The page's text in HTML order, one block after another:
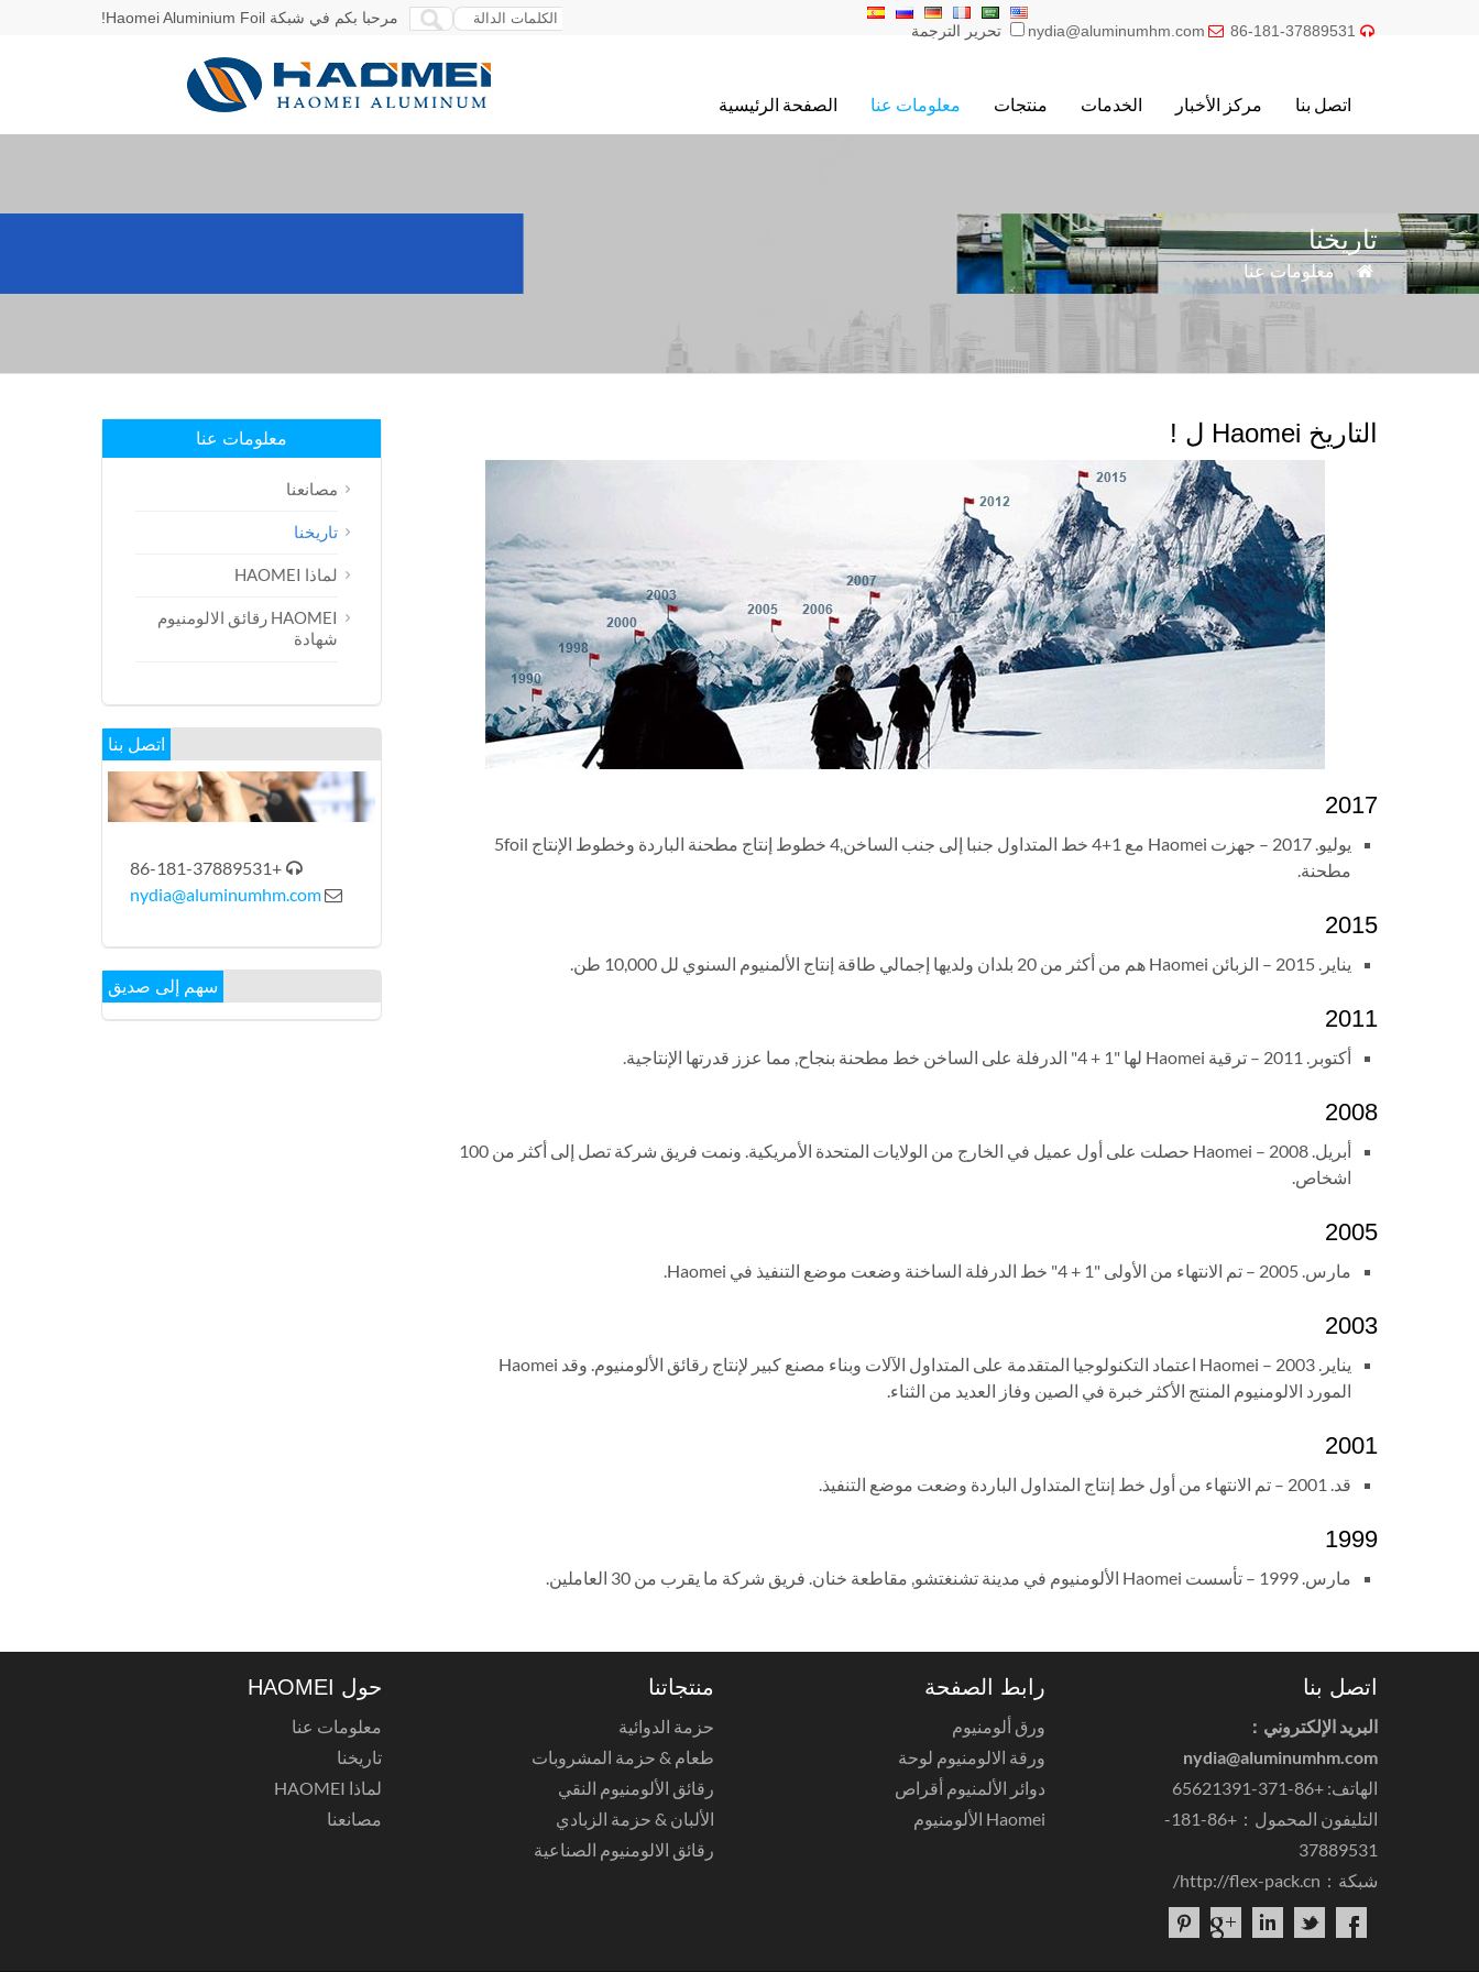
مرحبا بكم في شبكة Haomei Aluminium Foil!

86-181-37889531

nydia@aluminumhm.com تحرير الترجمة
الصفحة الرئيسية معلومات عنا منتجات الخدمات مركز الأخبار اتصل بنا
تاريخنا

»معلومات عنا " تاريخنا
التاريخ Haomei ل !
2017
يوليو. 2017 – جهزت Haomei مع 1+4 خط المتداول جنبا إلى جنب الساخن,4 خطوط إنتاج مطحنة الباردة وخطوط الإنتاج 5foil
مطحنة.
2015
يناير. 2015 – الزبائن Haomei هم من أكثر من 20 بلدان ولديها إجمالي طاقة إنتاج الألمنيوم السنوي لل 10,000 طن.
2011
أكتوبر. 2011 – ترقية Haomei لها "1 + 4" الدرفلة على الساخن خط مطحنة بنجاح, مما عزز قدرتها الإنتاجية.
2008
أبريل. 2008 – Haomei حصلت على أول عميل في الخارج من الولايات المتحدة الأمريكية. ونمت فريق شركة تصل إلى أكثر من 100
اشخاص.
2005
مارس. 2005 – تم الانتهاء من الأولى "1 + 4" خط الدرفلة الساخنة وضعت موضع التنفيذ في Haomei.
2003
يناير. 2003 – Haomei اعتماد التكنولوجيا المتقدمة على المتداول الآلات وبناء مصنع كبير لإنتاج رقائق الألومنيوم. وقد Haomei
المورد الالومنيوم المنتج الأكثر خبرة في الصين وفاز العديد من الثناء.
2001
قد. 2001 – تم الانتهاء من أول خط إنتاج المتداول الباردة وضعت موضع التنفيذ.
1999
مارس. 1999 – تأسست Haomei الألومنيوم في مدينة تشنغتشو, مقاطعة خنان. فريق شركة ما يقرب من 30 العاملين.
معلومات عنا
مصانعنا
تاريخنا
لماذا HAOMEI
HAOMEI رقائق الالومنيوم
شهادة
اتصل بنا

+86-181-37889531

nydia@aluminumhm.com
سهم إلى صديق
حول HAOMEI
معلومات عنا
تاريخنا
لماذا HAOMEI
مصانعنا
منتجاتنا
حزمة الدوائية
طعام & حزمة المشروبات
رقائق الألومنيوم النقي
الألبان & حزمة الزبادي
رقائق الالومنيوم الصناعية
رابط الصفحة
ورق ألومنيوم
ورقة الالومنيوم لوحة
دوائر الألمنيوم أقراص
Haomei الألومنيوم
اتصل بنا
البريد الإلكتروني：
nydia@aluminumhm.com
الهاتف: +86-371-65621391
التليفون المحمول：+86-181-
37889531
شبكة： http://flex-pack.cn/